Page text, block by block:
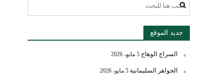
جديد الموقع
السراج الوهاج 5 مايو، 2026
الجواهر السليمانية 5 مايو، 2026